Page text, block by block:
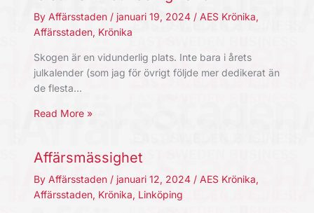
By Affärsstaden / januari 19, 2024 / AES Krönika,
Affärsstaden, Krönika
Skogen är en vidunderlig plats. Inte bara i årets
julkalender (som jag för övrigt följde mer dedikerat än
de flesta…
Read More »
Affärsmässighet
By Affärsstaden / januari 12, 2024 / AES Krönika,
Affärsstaden, Krönika, Linköping